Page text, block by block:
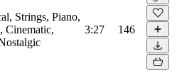
Strings, Piano,
Cinematic,
3:27 146